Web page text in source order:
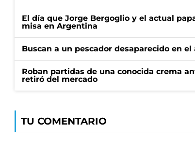
El día que Jorge Bergoglio y el actual
misa en Argentina
Buscan a un pescador desaparecido en el
Roban partidas de una conocida crema
retiró del mercado
TU COMENTARIO